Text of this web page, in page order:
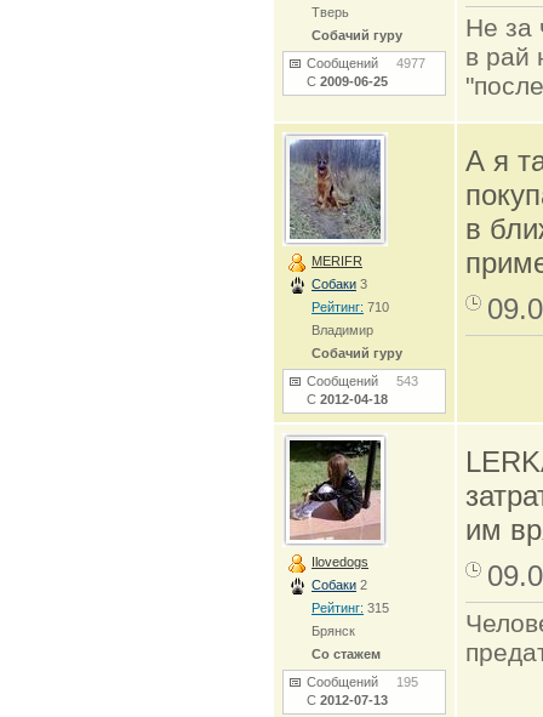
Тверь
Собачий гуру
Сообщений 4977
С 2009-06-25
Не за
в рай
MERIFR
Собаки 3
Рейтинг: 710
Владимир
Собачий гуру
Сообщений 543
С 2012-04-18
А я
в
Ilovedogs
Собаки 2
Рейтинг: 315
Брянск
Со стажем
Сообщений 195
С 2012-07-13
им